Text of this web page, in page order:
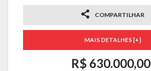
COMPARTILHAR
MAIS DETALHES [+]
R$ 630.000,00